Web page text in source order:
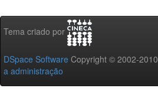
Tema criado por
DSpace Software Copyright © 2002-2010
a administração